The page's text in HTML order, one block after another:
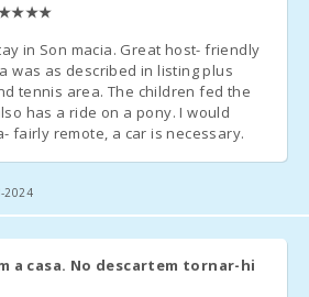
надаються дитяче
в день
можна поставити додаткове ліжко і
завжди становить – 38 євро в
in Son macia. Great host- friendly
was as described in listing plus
tennis area. The children fed the
has a ride on a pony. I would
fairly remote, a car is necessary.
2024
a casa. No descartem tornar-hi